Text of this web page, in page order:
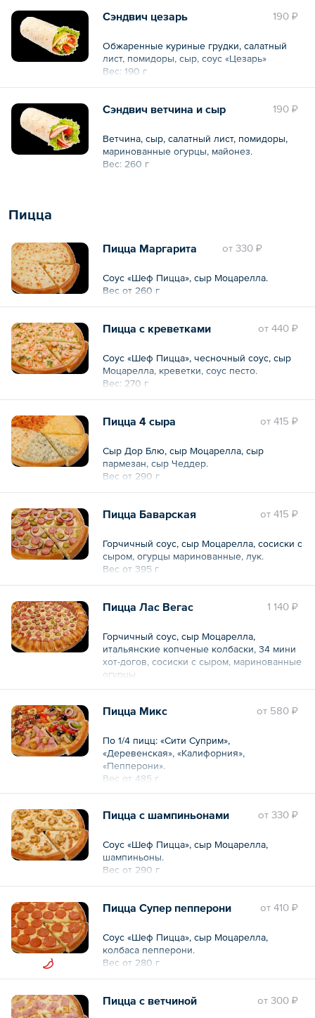
190 ₽
Сэндвич цезарь
Обжаренные куриные грудки, салатный
лист, помидоры, сыр, соус «Цезарь»
Вес: 190 г
190 ₽
Сэндвич ветчина и сыр
Ветчина, сыр, салатный лист, помидоры,
маринованные огурцы, майонез.
Вес: 260 г
Пицца
oт 330 ₽
Пицца Маргарита
Соус «Шеф Пицца», сыр Моцарелла.
Вес от 260 г
oт 440 ₽
Пицца с креветками
Соус «Шеф Пицца», чесночный соус, сыр
Моцарелла, креветки, соус песто.
Вес: 270 г
oт 415 ₽
Пицца 4 сыра
Сыр Дор Блю, сыр Моцарелла, сыр
пармезан, сыр Чеддер.
Вес от 290 г
oт 415 ₽
Пицца Баварская
Горчичный соус, сыр Моцарелла, сосиски с
сыром, огурцы маринованные, лук.
Вес от 395 г
1 140 ₽
Пицца Лас Вегас
Горчичный соус, сыр Моцарелла,
итальянские копченые колбаски, 34 мини
хот-догов, сосиски с сыром, маринованные
огурцы.
Вес: 1355 г
oт 580 ₽
Пицца Микс
По 1/4 пицц: «Сити Суприм»,
«Деревенская», «Калифорния»,
«Пепперони».
Вес от 485 г
oт 330 ₽
Пицца с шампиньонами
Соус «Шеф Пицца», сыр Моцарелла,
шампиньоны.
Вес от 290 г
oт 410 ₽
Пицца Супер пепперони
Соус «Шеф Пицца», сыр Моцарелла,
колбаса пепперони.
Вес от 280 г
oт 300 ₽
Пицца с ветчиной